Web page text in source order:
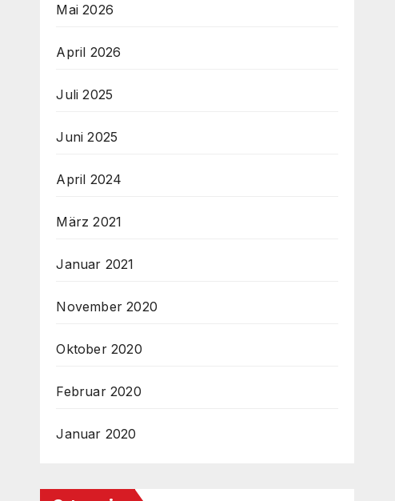
Mai 2026
April 2026
Juli 2025
Juni 2025
April 2024
März 2021
Januar 2021
November 2020
Oktober 2020
Februar 2020
Januar 2020